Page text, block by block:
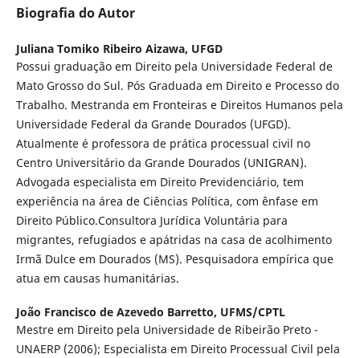
Biografia do Autor
Juliana Tomiko Ribeiro Aizawa, UFGD
Possui graduação em Direito pela Universidade Federal de
Mato Grosso do Sul. Pós Graduada em Direito e Processo do
Trabalho. Mestranda em Fronteiras e Direitos Humanos pela
Universidade Federal da Grande Dourados (UFGD).
Atualmente é professora de prática processual civil no
Centro Universitário da Grande Dourados (UNIGRAN).
Advogada especialista em Direito Previdenciário, tem
experiência na área de Ciências Política, com ênfase em
Direito Público.Consultora Jurídica Voluntária para
migrantes, refugiados e apátridas na casa de acolhimento
Irmã Dulce em Dourados (MS). Pesquisadora empírica que
atua em causas humanitárias.
João Francisco de Azevedo Barretto, UFMS/CPTL
Mestre em Direito pela Universidade de Ribeirão Preto -
UNAERP (2006); Especialista em Direito Processual Civil pela